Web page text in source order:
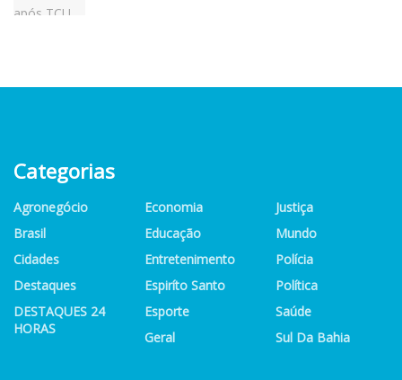
Categorias
Agronegócio
Brasil
Cidades
Destaques
DESTAQUES 24
HORAS
Economia
Educação
Entretenimento
Espiríto Santo
Esporte
Geral
Justiça
Mundo
Polícia
Política
Saúde
Sul Da Bahia